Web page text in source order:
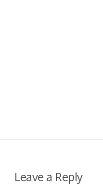
Leave a Reply